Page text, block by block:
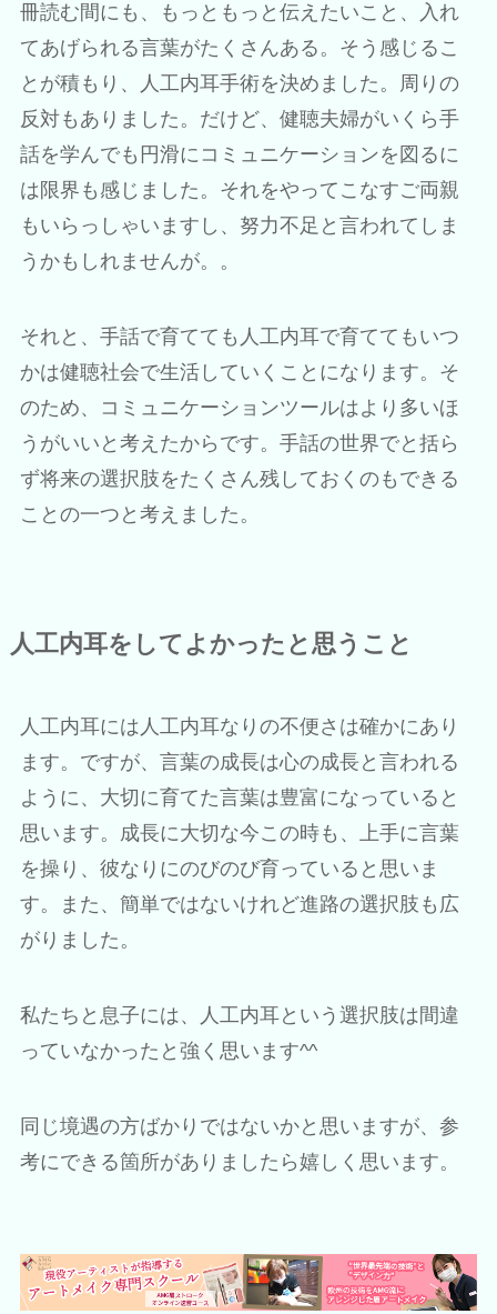
冊読む間にも、もっともっと伝えたいこと、入れ
てあげられる言葉がたくさんある。そう感じるこ
とが積もり、人工内耳手術を決めました。周りの
反対もありました。だけど、健聴夫婦がいくら手
話を学んでも円滑にコミュニケーションを図るに
は限界も感じました。それをやってこなすご両親
もいらっしゃいますし、努力不足と言われてしま
うかもしれませんが。。
それと、手話で育てても人工内耳で育ててもいつ
かは健聴社会で生活していくことになります。そ
のため、コミュニケーションツールはより多いほ
うがいいと考えたからです。手話の世界でと括ら
ず将来の選択肢をたくさん残しておくのもできる
ことの一つと考えました。
人工内耳をしてよかったと思うこと
人工内耳には人工内耳なりの不便さは確かにあり
ます。ですが、言葉の成長は心の成長と言われる
ように、大切に育てた言葉は豊富になっていると
思います。成長に大切な今この時も、上手に言葉
を操り、彼なりにのびのび育っていると思いま
す。また、簡単ではないけれど進路の選択肢も広
がりました。
私たちと息子には、人工内耳という選択肢は間違
っていなかったと強く思います^^
同じ境遇の方ばかりではないかと思いますが、参
考にできる箇所がありましたら嬉しく思います。